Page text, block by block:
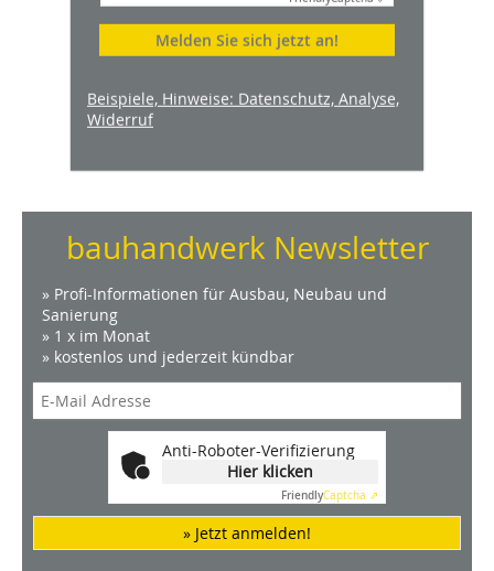
Melden Sie sich jetzt an!
Beispiele, Hinweise: Datenschutz, Analyse,
Widerruf
bauhandwerk Newsletter
» Profi-Informationen für Ausbau, Neubau und
Sanierung
» 1 x im Monat
» kostenlos und jederzeit kündbar
Anti-Roboter-Verifizierung
Hier klicken
FriendlyCaptcha ⇗
» Jetzt anmelden!